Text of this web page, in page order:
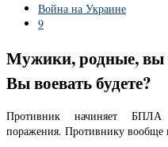
Война на Украине
9
Мужики, родные, вы
Вы воевать будете?
Противник начиняет БПЛА
поражения. Противнику вообще